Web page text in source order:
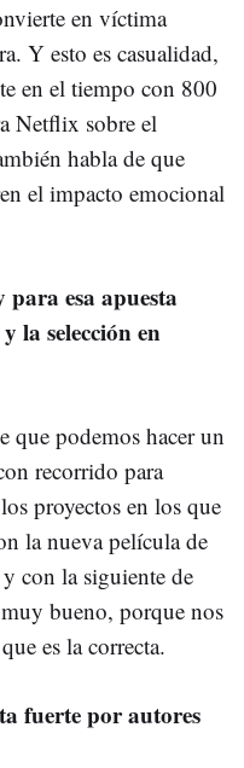
en víctima
Y esto es casualidad,
en el tiempo con 800
Netflix sobre el
habla de que
el impacto emocional
esa apuesta
la selección en
que podemos hacer un
recorrido para
proyectos en los que
la nueva película de
con la siguiente de
bueno, porque nos
es la correcta.
fuerte por autores